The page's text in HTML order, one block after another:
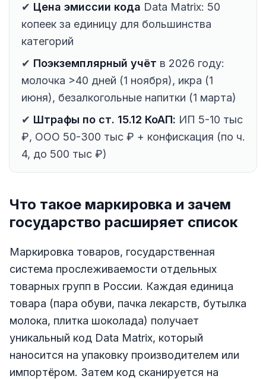
✔ Цена эмиссии кода Data Matrix: 50
копеек за единицу для большинства
категорий
✔ Поэкземплярный учёт в 2026 году:
молочка >40 дней (1 ноября), икра (1
июня), безалкогольные напитки (1 марта)
✔ Штрафы по ст. 15.12 КоАП: ИП 5-10 тыс
₽, ООО 50-300 тыс ₽ + конфискация (по ч.
4, до 500 тыс ₽)
Что такое маркировка и зачем
государство расширяет список
Маркировка товаров, государственная
система прослеживаемости отдельных
товарных групп в России. Каждая единица
товара (пара обуви, пачка лекарств, бутылка
молока, плитка шоколада) получает
уникальный код Data Matrix, который
наносится на упаковку производителем или
импортёром. Затем код сканируется на